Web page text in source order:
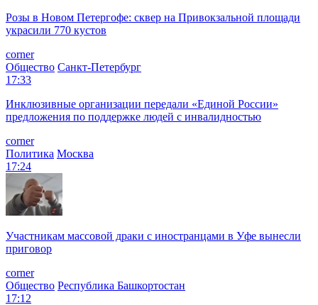
Розы в Новом Петергофе: сквер на Привокзальной площади
украсили 770 кустов
corner
Общество Санкт-Петербург
17:33
Инклюзивные организации передали «Единой России»
предложения по поддержке людей с инвалидностью
corner
Политика Москва
17:24
Участникам массовой драки с иностранцами в Уфе вынесли
приговор
corner
Общество Республика Башкортостан
17:12